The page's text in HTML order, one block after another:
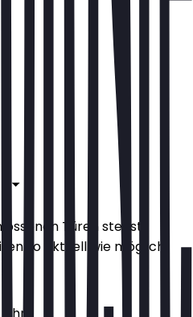
Türen stehst,
so aktuell wie möglich.
Uhr